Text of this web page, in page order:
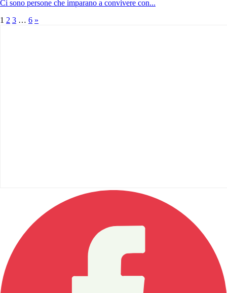
Ci sono persone che imparano a convivere con...
1 2 3 … 6 »